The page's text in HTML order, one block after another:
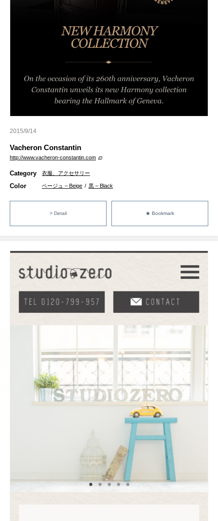
2015/9/14
Vacheron Constantin
http://www.vacheron-constantin.com
Category 衣服、アクセサリー
Color ベージュ – Beige / 黒 – Black
> Detail ★ Bookmark